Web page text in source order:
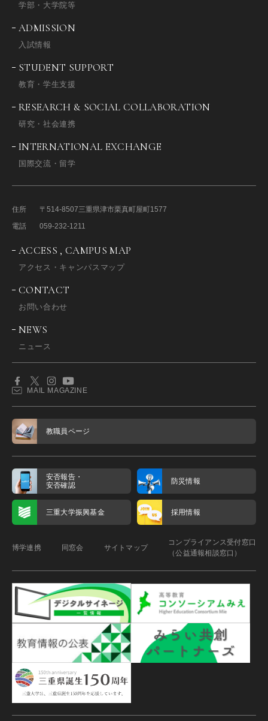
学部・大学院等
ADMISSION
入試情報
STUDENT SUPPORT
教育・学生支援
RESEARCH & SOCIAL COLLABORATION
研究・社会連携
INTERNATIONAL EXCHANGE
国際交流・留学
住所 〒514-8507三重県津市栗真町屋町1577
電話
059-232-1211
ACCESS , CAMPUS MAP
アクセス・キャンパスマップ
CONTACT
お問い合わせ
NEWS
ニュース
MAIL MAGAZINE
教職員ページ
安否報告・
安否確認
防災情報
三重大学振興基金 採用情報
博学連携 同窓会 サイトマップ
コンプライアンス受付窓口
（公益通報相談窓口）